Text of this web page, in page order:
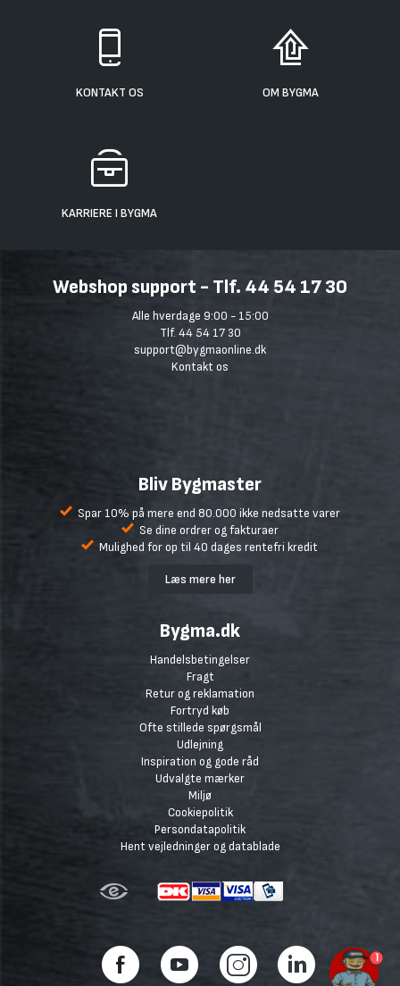
KONTAKT OS OM BYGMA
KARRIERE I BYGMA
Webshop support - Tlf. 44 54 17 30
Alle hverdage 9:00 - 15:00
Tlf. 44 54 17 30
support@bygmaonline.dk
Kontakt os
Bliv Bygmaster
Spar 10% på mere end 80.000 ikke nedsatte varer
Se dine ordrer og fakturaer
Mulighed for op til 40 dages rentefri kredit
Læs mere her
Bygma.dk
Handelsbetingelser
Fragt
Retur og reklamation
Fortryd køb
Ofte stillede spørgsmål
Udlejning
Inspiration og gode råd
Udvalgte mærker
Miljø
Cookiepolitik
Persondatapolitik
Hent vejledninger og datablade
1